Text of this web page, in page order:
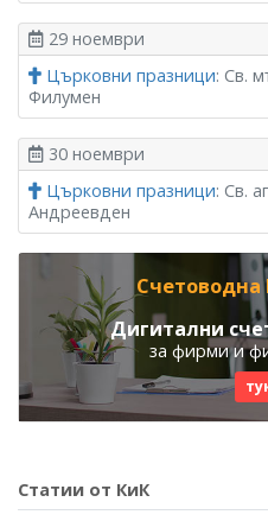
29 ноември
Църковни празници: Св.
Филумен
30 ноември
Църковни празници: Св.
Андреевден
Счетоводна
Дигитални
за фирми и
Статии от КиК